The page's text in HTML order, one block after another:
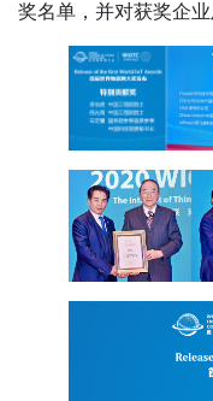
奖名单，并对获奖企业